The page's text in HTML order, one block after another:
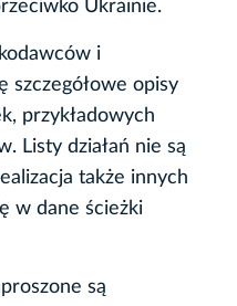
Ukrainie.
i
szczegółowe opisy
przykładowych
Listy działań nie są
także innych
w dane ścieżki
są